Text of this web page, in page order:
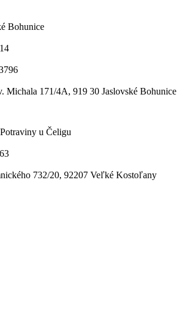
Bohunice
Michala 171/4A, 919 30 Jaslovské Bohunice
u Čeligu
732/20, 92207 Veľké Kostoľany